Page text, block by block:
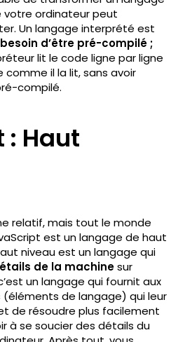
votre ordinateur peut
Un langage interprété est
d’être pré-compilé ;
lit le code ligne par ligne
il la lit, sans avoir
compilé.
: Haut
relatif, mais tout le monde
est un langage de haut
niveau est un langage qui
de la machinesur
un langage qui fournit aux
de langage) qui leur
de résoudre plus facilement
à se soucier des détails du